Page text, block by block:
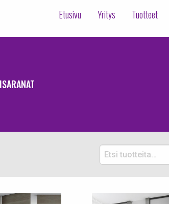
Etusivu Yritys Tuotteet
Etsi
tuotteita: